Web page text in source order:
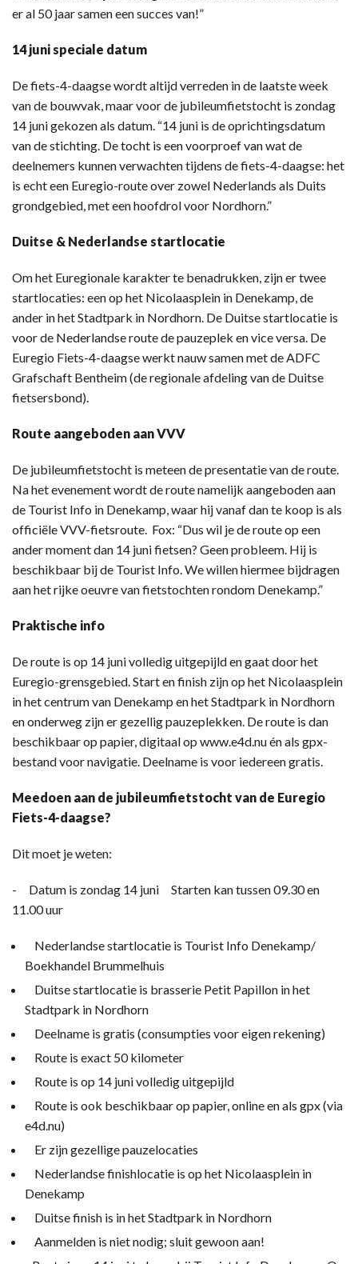
er al 50 jaar samen een succes van!”
14 juni speciale datum
De fiets-4-daagse wordt altijd verreden in de laatste week
van de bouwvak, maar voor de jubileumfietstocht is zondag
14 juni gekozen als datum. “14 juni is de oprichtingsdatum
van de stichting. De tocht is een voorproef van wat de
deelnemers kunnen verwachten tijdens de fiets-4-daagse: het
is echt een Euregio-route over zowel Nederlands als Duits
grondgebied, met een hoofdrol voor Nordhorn.”
Duitse & Nederlandse startlocatie
Om het Euregionale karakter te benadrukken, zijn er twee
startlocaties: een op het Nicolaasplein in Denekamp, de
ander in het Stadtpark in Nordhorn. De Duitse startlocatie is
voor de Nederlandse route de pauzeplek en vice versa. De
Euregio Fiets-4-daagse werkt nauw samen met de ADFC
Grafschaft Bentheim (de regionale afdeling van de Duitse
fietsersbond).
Route aangeboden aan VVV
De jubileumfietstocht is meteen de presentatie van de route.
Na het evenement wordt de route namelijk aangeboden aan
de Tourist Info in Denekamp, waar hij vanaf dan te koop is als
officiële VVV-fietsroute. Fox: “Dus wil je de route op een
ander moment dan 14 juni fietsen? Geen probleem. Hij is
beschikbaar bij de Tourist Info. We willen hiermee bijdragen
aan het rijke oeuvre van fietstochten rondom Denekamp.”
Praktische info
De route is op 14 juni volledig uitgepijld en gaat door het
Euregio-grensgebied. Start en finish zijn op het Nicolaasplein
in het centrum van Denekamp en het Stadtpark in Nordhorn
en onderweg zijn er gezellig pauzeplekken. De route is dan
beschikbaar op papier, digitaal op www.e4d.nu én als gpx-
bestand voor navigatie. Deelname is voor iedereen gratis.
Meedoen aan de jubileumfietstocht van de Euregio
Fiets-4-daagse?
Dit moet je weten:
- Datum is zondag 14 juni Starten kan tussen 09.30 en
11.00 uur
Nederlandse startlocatie is Tourist Info Denekamp/
Boekhandel Brummelhuis
Duitse startlocatie is brasserie Petit Papillon in het
Stadtpark in Nordhorn
Deelname is gratis (consumpties voor eigen rekening)
Route is exact 50 kilometer
Route is op 14 juni volledig uitgepijld
Route is ook beschikbaar op papier, online en als gpx (via
e4d.nu)
Er zijn gezellige pauzelocaties
Nederlandse finishlocatie is op het Nicolaasplein in
Denekamp
Duitse finish is in het Stadtpark in Nordhorn
Aanmelden is niet nodig; sluit gewoon aan!